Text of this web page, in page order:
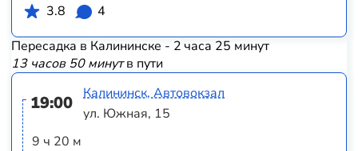
3.8
4
Пересадка в Калининске - 2 часа 25 минут
13 часов 50 минутв пути
19:00
9 ч 20 м
Калининск, Автовокзал
ул. Южная, 15